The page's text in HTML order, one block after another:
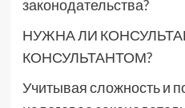
законодательства?
НУЖНА ЛИ
КОНСУЛЬТАНТОМ?
Учитывая сложность и